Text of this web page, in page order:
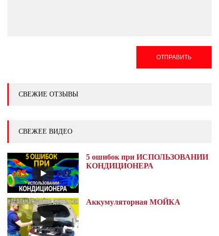
ОТПРАВИТЬ
СВЕЖИЕ ОТЗЫВЫ
СВЕЖЕЕ ВИДЕО
5 ошибок при ИСПОЛЬЗОВАНИИ
КОНДИЦИОНЕРА
Аккумуляторная МОЙКА